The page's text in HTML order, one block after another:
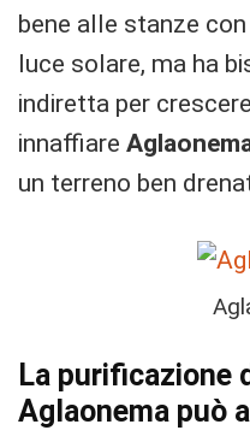
bene alle stanze
luce solare, ma ha
indiretta per
innaffiare
un terreno ben
La purificazione
Aglaonema può